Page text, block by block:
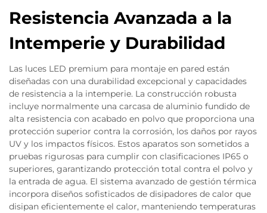
Resistencia Avanzada a la
Intemperie y Durabilidad
Las luces LED premium para montaje en pared están
diseñadas con una durabilidad excepcional y capacidades
de resistencia a la intemperie. La construcción robusta
incluye normalmente una carcasa de aluminio fundido de
alta resistencia con acabado en polvo que proporciona una
protección superior contra la corrosión, los daños por rayos
UV y los impactos físicos. Estos aparatos son sometidos a
pruebas rigurosas para cumplir con clasificaciones IP65 o
superiores, garantizando protección total contra el polvo y
la entrada de agua. El sistema avanzado de gestión térmica
incorpora diseños sofisticados de disipadores de calor que
disipan eficientemente el calor, manteniendo temperaturas